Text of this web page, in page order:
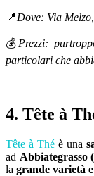
📍Dove: Via
💰 Prezzi:
particolari che
4. Tête à
Tête à Thé è una
ad Abbiategrasso
la grande varietà